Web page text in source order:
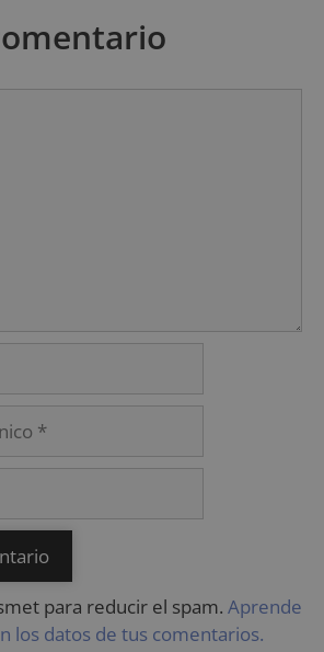
para reducir el spam. Aprende
los datos de tus comentarios.